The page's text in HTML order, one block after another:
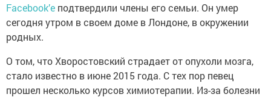
Facebook’е подтвердили члены его семьи. Он умер
сегодня утром в своем доме в Лондоне, в окружении
родных.
О том, что Хворостовский страдает от опухоли мозга,
стало известно в июне 2015 года. С тех пор певец
прошел несколько курсов химиотерапии. Из-за болезни